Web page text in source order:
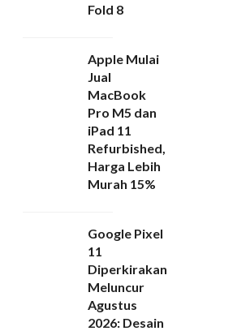
Fold 8
Apple Mulai
Jual
MacBook
Pro M5 dan
iPad 11
Refurbished,
Harga Lebih
Murah 15%
Google Pixel
11
Diperkirakan
Meluncur
Agustus
2026: Desain